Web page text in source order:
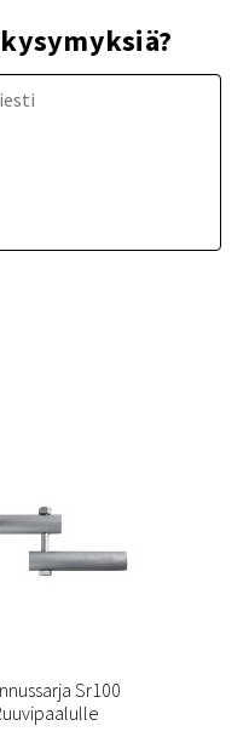
Sr100